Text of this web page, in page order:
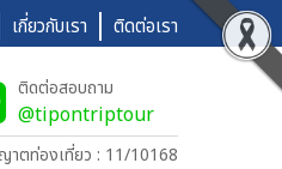
เกี่ยวกับเรา ติดต่อเรา
ติดต่อสอบถาม
@tipontriptour
าตท่องเที่ยว : 11/10168